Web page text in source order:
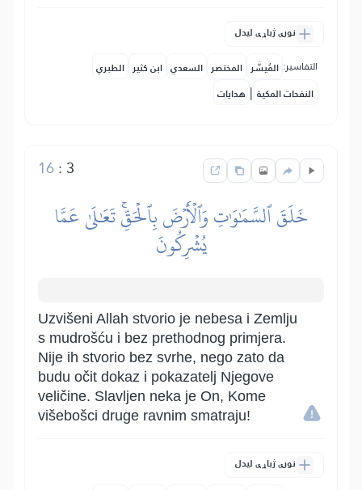
نورې ژباړې لیدل
التفاسير: المُيسَّر المختصر السعدي ابن كثير الطبري
النفحات المكية | هدايات
3
:
16
خَلَقَ ٱلسَّمَٰوَٰتِ وَٱلۡأَرۡضَ بِٱلۡحَقِّۚ تَعَٰلَىٰ عَمَّا
يُشۡرِكُونَ
Uzvišeni Allah stvorio je nebesa i Zemlju
s mudrošću i bez prethodnog primjera.
Nije ih stvorio bez svrhe, nego zato da
budu očit dokaz i pokazatelj Njegove
veličine. Slavljen neka je On, Kome
višebošci druge ravnim smatraju!
نورې ژباړې لیدل